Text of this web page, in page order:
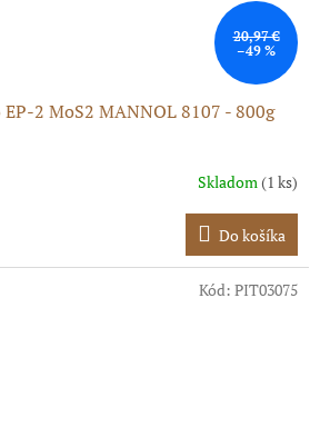
20,97 €
–49 %
2 MoS2 MANNOL 8107 - 800g
Skladom(1 ks)
Do košíka
Kód: PIT03075